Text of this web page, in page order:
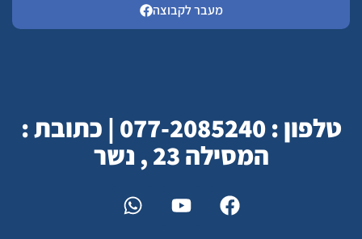
מעבר לקבוצה
טלפון : 077-2085240 | כתובת :
המסילה 23 , נשר